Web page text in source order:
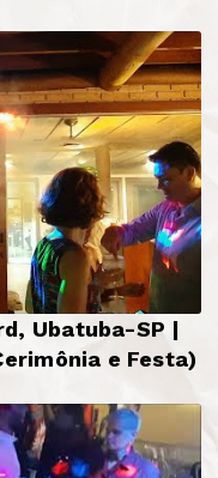
Ubatuba-SP |
e Festa)